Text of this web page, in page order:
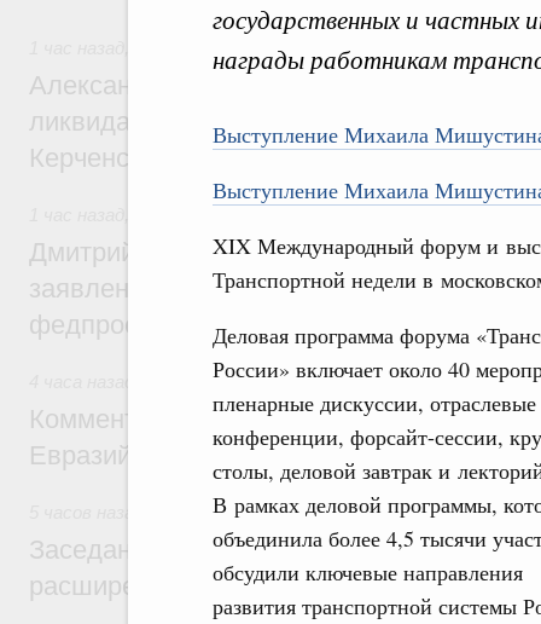
государственных и частных
награды работникам
Выступление Михаила
Выступление Михаила
XIX Международный форум и
Транспортной недели в
Деловая программа форума
России» включает около 40
пленарные дискуссии, отраслевые
конференции, форсайт-сессии,
столы, деловой завтрак и
В рамках деловой программы,
объединила более 4,5 тысячи
обсудили ключевые направления
развития транспортной системы
Чрезвычайные ситуации и ликвидация их
Александр Козлов провёл заседание
ликвидации последствий чрезвычайной
Керченском проливе
Дмитрий Чернышенко: Установлен
заявлений от абитуриентов колледжей и
федпроекта «Профессионалитет»
Евразийский экономический союз.
Комментарий Алексея Оверчука по
Евразийского межправительственного
Евразийский экономический союз.
Заседание Евразийского
расширенном составе